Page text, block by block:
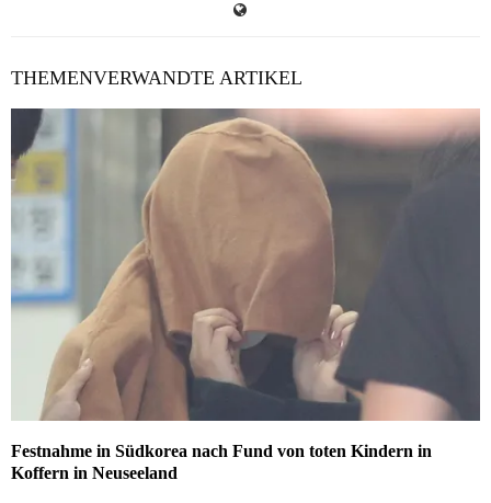
THEMENVERWANDTE ARTIKEL
Festnahme in Südkorea nach Fund von toten Kindern in
Koffern in Neuseeland